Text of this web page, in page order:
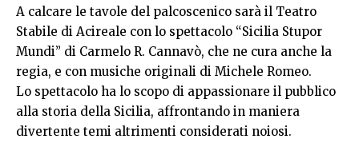
A calcare le tavole del palcoscenico sarà il Teatro
Stabile di Acireale con lo spettacolo “Sicilia Stupor
Mundi” di Carmelo R. Cannavò, che ne cura anche la
regia, e con musiche originali di Michele Romeo.
Lo spettacolo ha lo scopo di appassionare il pubblico
alla storia della Sicilia, affrontando in maniera
divertente temi altrimenti considerati noiosi.